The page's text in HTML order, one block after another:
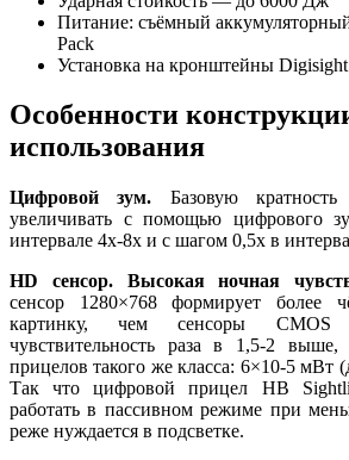
Питание: съёмный
Pack
Установка на кронштейны Digisight
Особенности
использования
Цифровой зум. Базовую
увеличивать с помощью цифрового
интервале 4x-8x и с шагом 0,5x в
HD сенсор. Высокая ночная
сенсор 1280×768 формирует более
картинку, чем сенсоры CMOS
чувствительность раза в 1,5-2
прицелов такого же класса: 6×10-5 мВт
Так что цифровой прицел НВ
работать в пассивном режиме при
реже нуждается в подсветке.